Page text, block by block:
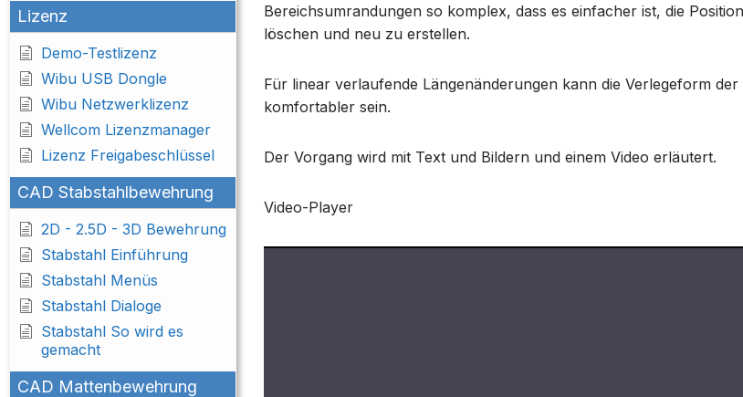
Lizenz
Demo-Testlizenz
Wibu USB Dongle
Wibu Netzwerklizenz
Wellcom Lizenzmanager
Lizenz Freigabeschlüssel
CAD Stabstahlbewehrung
2D - 2.5D - 3D Bewehrung
Stabstahl Einführung
Stabstahl Menüs
Stabstahl Dialoge
Stabstahl So wird es
gemacht
CAD Mattenbewehrung
Bereichsumrandungen so komplex, dass es einfacher ist, die
löschen und neu zu erstellen.
Für linear verlaufende Längenänderungen kann die Verlegeform der
komfortabler sein.
Der Vorgang wird mit Text und Bildern und einem Video erläutert.
Video-Player